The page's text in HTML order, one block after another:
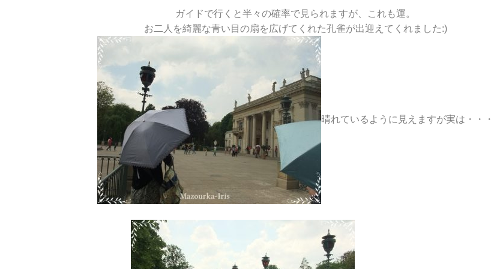
ガイドで行くと半々の確率で見られますが、これも運。
お二人を綺麗な青い目の扇を広げてくれた孔雀が出迎えてくれました:)
晴れているように見えますが実は・・・